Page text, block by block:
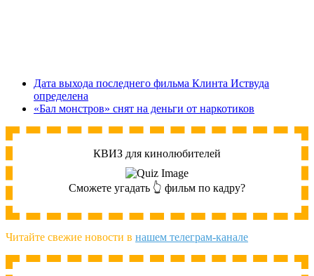
Дата выхода последнего фильма Клинта Иствуда
определена
«Бал монстров» снят на деньги от наркотиков
КВИЗ для кинолюбителей
Сможете угадать 👆 фильм по кадру?
Читайте свежие новости в нашем телеграм-канале